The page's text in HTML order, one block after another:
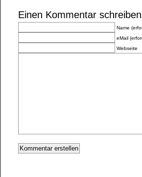
Einen Kommentar schreiben
Name
eMail
Webseite